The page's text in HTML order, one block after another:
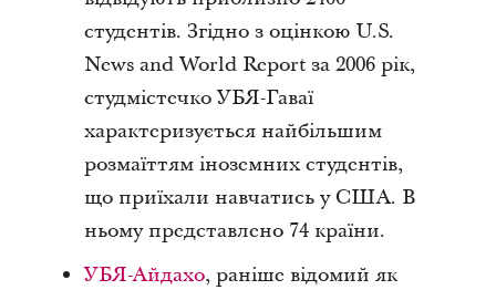
студентів. Згідно з оцінкою U.S.
News and World Report за 2006 рік,
студмістечко УБЯ-Гаваї
характеризується найбільшим
розмаїттям іноземних студентів,
що приїхали навчатись у США. В
ньому представлено 74 країни.
УБЯ-Айдахо, раніше відомий як